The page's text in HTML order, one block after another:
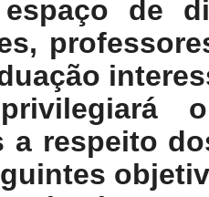
de
a respeito